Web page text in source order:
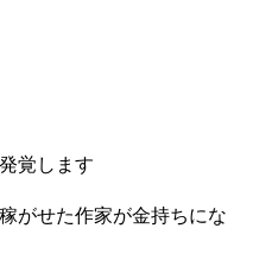
覚します
がせた作家が金持ちにな